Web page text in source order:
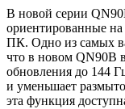
В новой серии
ориентированные
ПК. Одно из самых
что в новом QN90B
обновления до 144
и уменьшает
эта функция